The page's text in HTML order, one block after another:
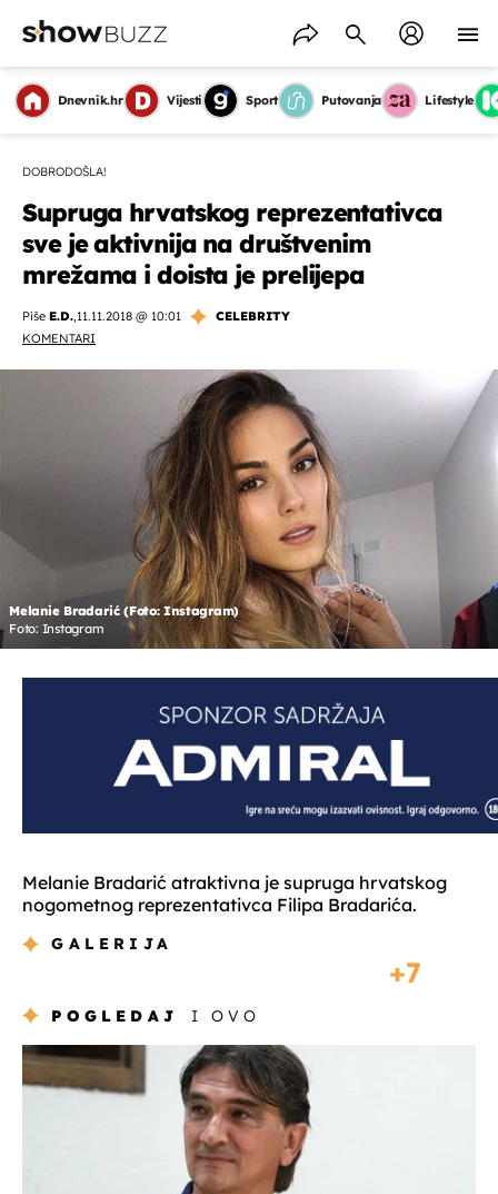
Dnevnik.hr Vijesti Sport Putovanja Lifestyle
DOBRODOŠLA!
Supruga hrvatskog reprezentativca
sve je aktivnija na društvenim
mrežama i doista je prelijepa
Piše E.D.,11.11.2018 @ 10:01
CELEBRITY
KOMENTARI
Melanie Bradarić (Foto: Instagram)
Foto: Instagram
Melanie Bradarić atraktivna je supruga hrvatskog
nogometnog reprezentativca Filipa Bradarića.
GALERIJA
7
POGLEDAJ I OVO
OMOGUĆI OBAVIJESTI